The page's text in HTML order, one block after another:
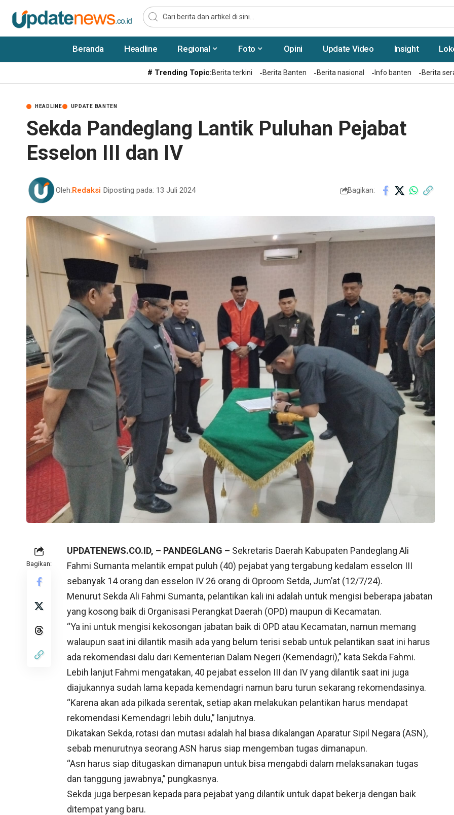
Beranda Headline Regional Foto Opini Update Video Insight
# Trending Topic:Berita terkini Berita Banten Berita nasional Info banten Berita
HEADLINE UPDATE BANTEN
Sekda Pandeglang Lantik Puluhan Pejabat
Esselon III dan IV
Oleh: Redaksi Diposting pada: 13 Juli 2024 Bagikan:
Bagikan:
UPDATENEWS.CO.ID, – PANDEGLANG – Sekretaris Daerah Kabupaten Pandeglang Ali
Fahmi Sumanta melantik empat puluh (40) pejabat yang tergabung kedalam esselon III
sebanyak 14 orang dan esselon IV 26 orang di Oproom Setda, Jum’at (12/7/24).
Menurut Sekda Ali Fahmi Sumanta, pelantikan kali ini adalah untuk mengisi beberapa jabatan
yang kosong baik di Organisasi Perangkat Daerah (OPD) maupun di Kecamatan.
“Ya ini untuk mengisi kekosongan jabatan baik di OPD atau Kecamatan, namun memang
walaupun saat ini dilantik masih ada yang belum terisi sebab untuk pelantikan saat ini harus
ada rekomendasi dalu dari Kementerian Dalam Negeri (Kemendagri),” kata Sekda Fahmi.
Lebih lanjut Fahmi mengatakan, 40 pejabat esselon III dan IV yang dilantik saat ini juga
diajukannya sudah lama kepada kemendagri namun baru turun sekarang rekomendasinya.
“Karena akan ada pilkada serentak, setiap akan melakukan pelantikan harus mendapat
rekomendasi Kemendagri lebih dulu,” lanjutnya.
Dikatakan Sekda, rotasi dan mutasi adalah hal biasa dikalangan Aparatur Sipil Negara (ASN),
sebab menurutnya seorang ASN harus siap mengemban tugas dimanapun.
“Asn harus siap ditugaskan dimanapun untuk bisa mengabdi dalam melaksanakan tugas
dan tanggung jawabnya,” pungkasnya.
Sekda juga berpesan kepada para pejabat yang dilantik untuk dapat bekerja dengan baik
ditempat yang baru.